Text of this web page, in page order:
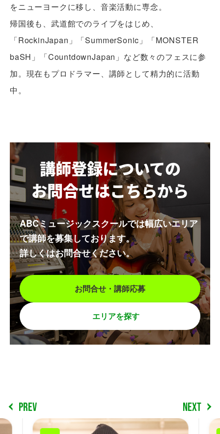
をニューヨークに移し、音楽活動に専念。
帰国後も、武道館でのライブをはじめ、
「RockinJapan」「SummerSonic」「MONSTER
baSH」「CountdownJapan」など数々のフェスに参
加。現在もプロドラマー、講師として精力的に活動
中。
講師登録についての
お問合せはこちらから
ABCミュージックスクールでは幅広いエリア
で講師を募集しております。
詳しくはお問合せください。
お問合せ・講師応募
エリアを探す
PREV NEXT